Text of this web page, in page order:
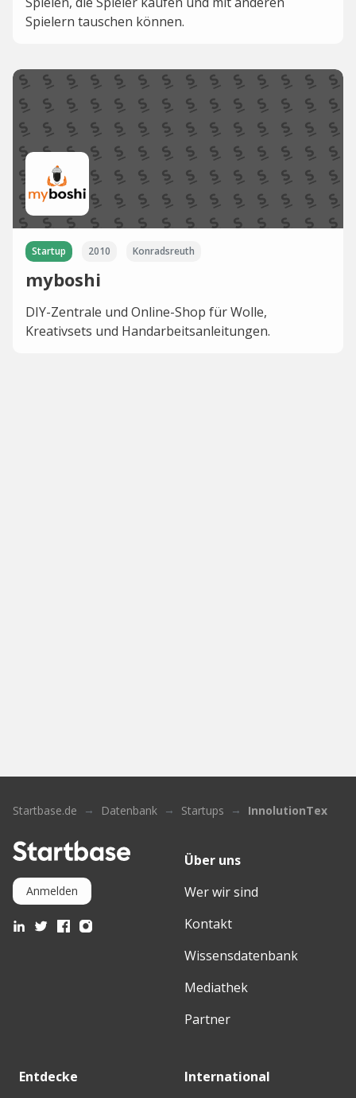
Spielern tauschen können.
Startup 2010 Konradsreuth
myboshi
DIY-Zentrale und Online-Shop für Wolle,
Kreativsets und Handarbeitsanleitungen.
Startbase.de Datenbank Startups InnolutionTex
Anmelden
Über uns
Wer wir sind
Kontakt
Wissensdatenbank
Mediathek
Partner
Entdecke
International